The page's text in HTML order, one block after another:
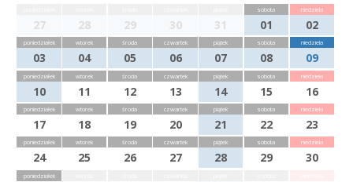
27 28 29 30 31
sobota
01
niedziela
02
poniedziałek
03
wtorek
04
środa
05
czwartek
06
piątek
07
sobota
08
niedziela
09
poniedziałek
10
wtorek
11
środa
12
czwartek
13
piątek
14
sobota
15
niedziela
16
poniedziałek
17
wtorek
18
środa
19
czwartek
20
piątek
21
sobota
22
niedziela
23
poniedziałek
24
wtorek
25
środa
26
czwartek
27
piątek
28
sobota
29
niedziela
30
poniedziałek